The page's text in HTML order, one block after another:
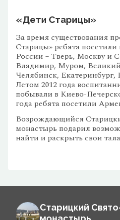
«Дети Старицы»
За время существования
Старицы» ребята
России – Тверь, Москву и
Владимир, Муром,
Челябинск, Екатеринбург,
Летом 2012 года
побывали в Киево-
года ребята посетили
Возрождающийся
монастырь подарил
найти и раскрыть свои
Старицкий